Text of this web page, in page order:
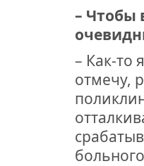
– Чтобы
– Как-то
отмечу,